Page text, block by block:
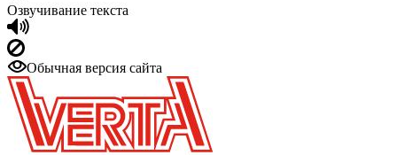
Озвучивание текста
Обычная версия сайта